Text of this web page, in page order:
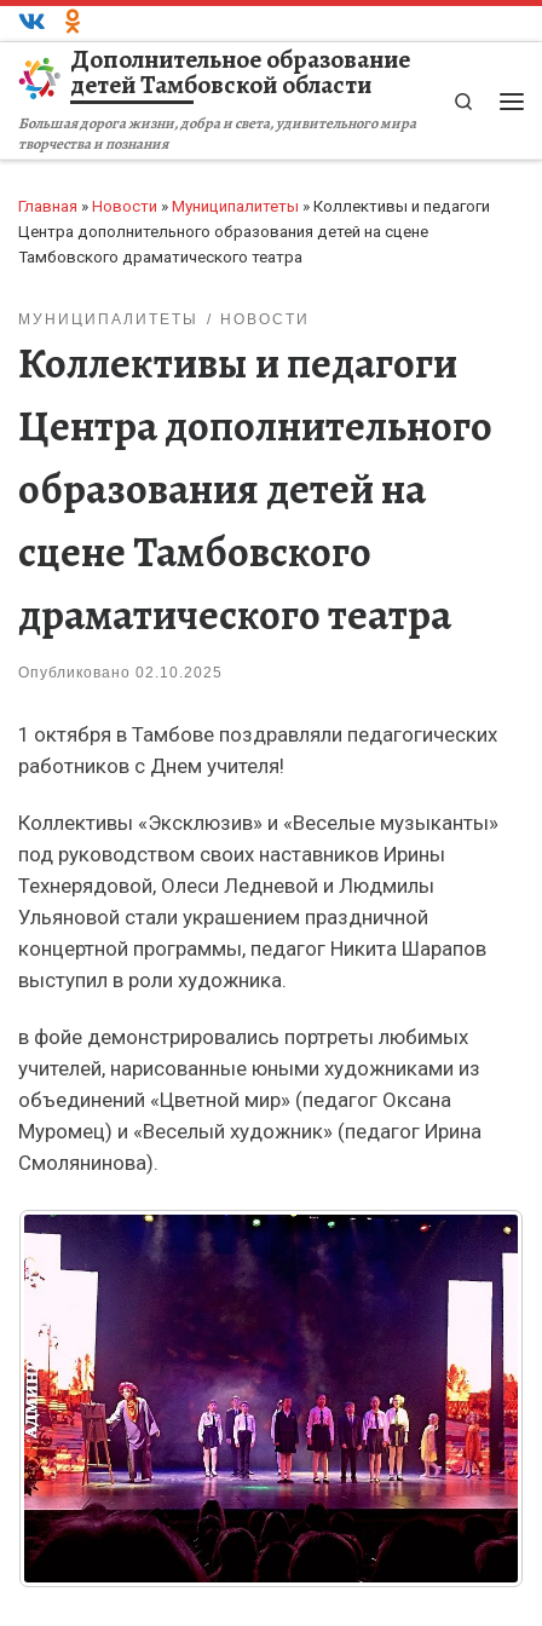
Перейти к содержимому
Дополнительное образование
детей Тамбовской области
Большая дорога жизни, добра и света, удивительного мира
творчества и познания
Search
Главная » Новости » Муниципалитеты » Коллективы и педагоги
Центра дополнительного образования детей на сцене
Тамбовского драматического театра
МУНИЦИПАЛИТЕТЫ НОВОСТИ
Коллективы и педагоги
Центра дополнительного
образования детей на
сцене Тамбовского
драматического театра
Опубликовано 02.10.2025
1 октября в Тамбове поздравляли педагогических
работников с Днем учителя!
Коллективы «Эксклюзив» и «Веселые музыканты»
под руководством своих наставников Ирины
Технерядовой, Олеси Ледневой и Людмилы
Ульяновой стали украшением праздничной
концертной программы, педагог Никита Шарапов
выступил в роли художника.
в фойе демонстрировались портреты любимых
учителей, нарисованные юными художниками из
объединений «Цветной мир» (педагог Оксана
Муромец) и «Веселый художник» (педагог Ирина
Смолянинова).